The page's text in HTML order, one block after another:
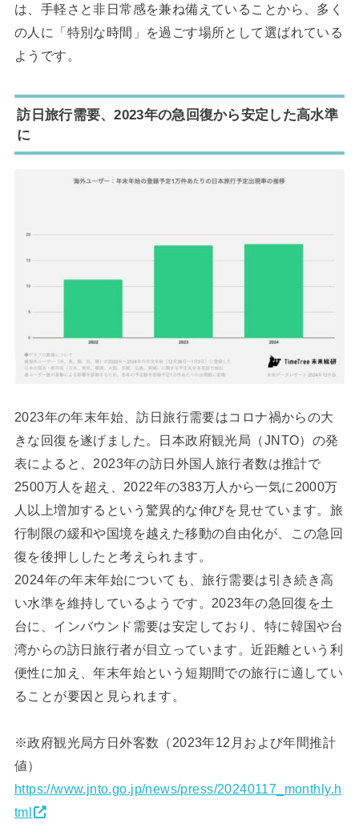
は、手軽さと非日常感を兼ね備えていることから、多く
の人に「特別な時間」を過ごす場所として選ばれている
ようです。
訪日旅行需要、2023年の急回復から安定した高水準
に
2023年の年末年始、訪日旅行需要はコロナ禍からの大
きな回復を遂げました。日本政府観光局（JNTO）の発
表によると、2023年の訪日外国人旅行者数は推計で
2500万人を超え、2022年の383万人から一気に2000万
人以上増加するという驚異的な伸びを見せています。旅
行制限の緩和や国境を越えた移動の自由化が、この急回
復を後押ししたと考えられます。
2024年の年末年始についても、旅行需要は引き続き高
い水準を維持しているようです。2023年の急回復を土
台に、インバウンド需要は安定しており、特に韓国や台
湾からの訪日旅行者が目立っています。近距離という利
便性に加え、年末年始という短期間での旅行に適してい
ることが要因と見られます。
※政府観光局方日外客数（2023年12月および年間推計
値）
https://www.jnto.go.jp/news/press/20240117_monthly.h
tml